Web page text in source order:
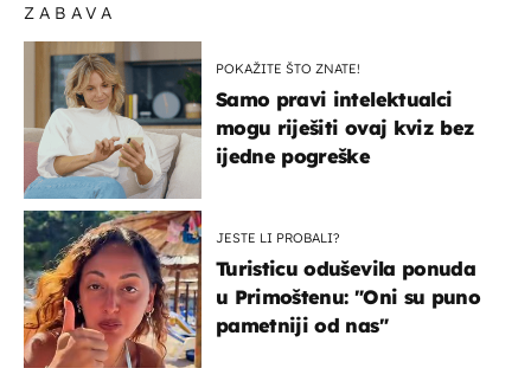
ZABAVA
POKAŽITE ŠTO ZNATE!
Samo pravi intelektualci
mogu riješiti ovaj kviz bez
ijedne pogreške
JESTE LI PROBALI?
Turisticu oduševila ponuda
u Primoštenu: "Oni su puno
pametniji od nas"